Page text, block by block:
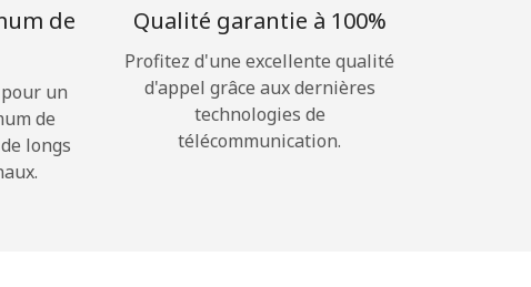
→
de
un
de
longs
Qualité garantie à 100%
Profitez d'une excellente qualité
d'appel grâce aux dernières
technologies de
télécommunication.